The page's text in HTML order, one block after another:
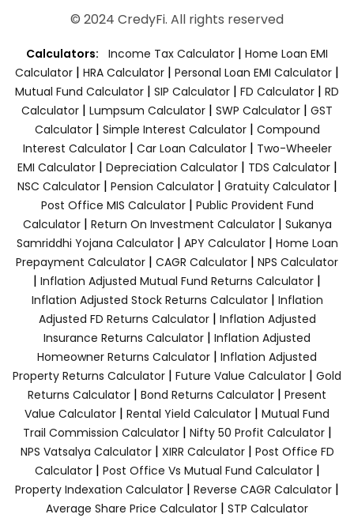
© 2024 CredyFi. All rights reserved
Calculators: Income Tax Calculator | Home Loan EMI
Calculator | HRA Calculator | Personal Loan EMI Calculator |
Mutual Fund Calculator | SIP Calculator | FD Calculator | RD
Calculator | Lumpsum Calculator | SWP Calculator | GST
Calculator| Simple Interest Calculator| Compound
Interest Calculator| Car Loan Calculator| Two-Wheeler
EMI Calculator| Depreciation Calculator| TDS Calculator|
NSC Calculator| Pension Calculator| Gratuity Calculator|
Post Office MIS Calculator| Public Provident Fund
Calculator| Return On Investment Calculator| Sukanya
Samriddhi Yojana Calculator| APY Calculator| Home Loan
Prepayment Calculator | CAGR Calculator | NPS Calculator
| Inflation Adjusted Mutual Fund Returns Calculator |
Inflation Adjusted Stock Returns Calculator| Inflation
Adjusted FD Returns Calculator| Inflation Adjusted
Insurance Returns Calculator | Inflation Adjusted
Homeowner Returns Calculator | Inflation Adjusted
Property Returns Calculator | Future Value Calculator | Gold
Returns Calculator | Bond Returns Calculator | Present
Value Calculator | Rental Yield Calculator | Mutual Fund
Trail Commission Calculator| Nifty 50 Profit Calculator|
NPS Vatsalya Calculator| XIRR Calculator| Post Office FD
Calculator| Post Office Vs Mutual Fund Calculator|
Property Indexation Calculator | Reverse CAGR Calculator |
Average Share Price Calculator | STP Calculator